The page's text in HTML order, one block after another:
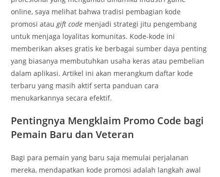
online, saya melihat bahwa tradisi pembagian kode
promosi ataugift code menjadi strategi jitu pengembang
untuk menjaga loyalitas komunitas. Kode-kode ini
memberikan akses gratis ke berbagai sumber daya penting
yang biasanya membutuhkan usaha keras atau pembelian
dalam aplikasi. Artikel ini akan merangkum daftar kode
terbaru yang masih aktif serta panduan cara
menukarkannya secara efektif.
Pentingnya Mengklaim Promo Code bagi
Pemain Baru dan Veteran
Bagi para pemain yang baru saja memulai perjalanan
mereka, mendapatkan kode promosi adalah langkah awal